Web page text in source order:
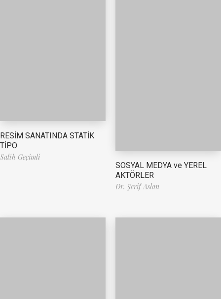
RESİM SANATINDA STATİK
TİPO
Salih Geçimli
SOSYAL MEDYA ve YEREL
AKTÖRLER
Dr. Şerif Aslan